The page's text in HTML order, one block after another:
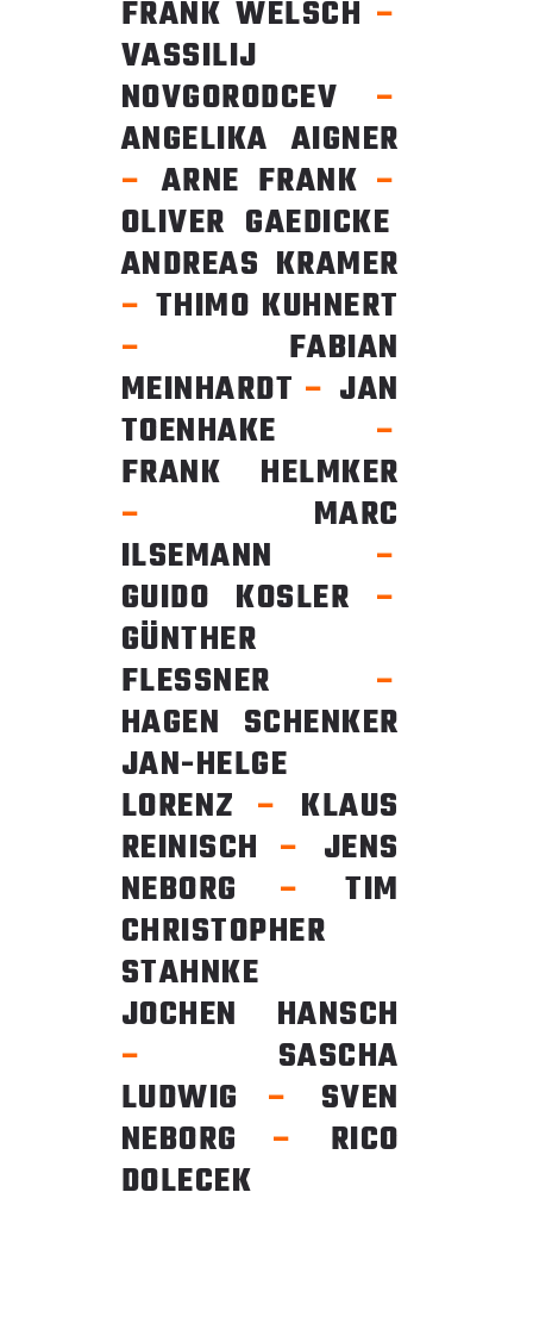
FRANK WELSCH –
VASSILIJ
NOVGORODCEV –
ANGELIKA AIGNER
– ARNE FRANK –
OLIVER GAEDICKE
ANDREAS KRAMER
– THIMO KUHNERT
–
FABIAN
MEINHARDT – JAN
TOENHAKE –
FRANK HELMKER
–
MARC
ILSEMANN –
GUIDO KOSLER –
GÜNTHER
FLESSNER –
HAGEN SCHENKER
JAN-HELGE
LORENZ – KLAUS
REINISCH – JENS
NEBORG –
TIM
CHRISTOPHER
STAHNKE
JOCHEN HANSCH
–
SASCHA
LUDWIG –
SVEN
NEBORG –
RICO
DOLECEK